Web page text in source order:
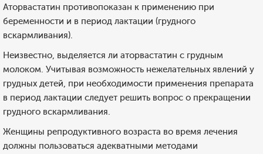
Аторвастатин противопоказан к применению при
беременности и в период лактации (грудного
вскармливания).
Неизвестно, выделяется ли аторвастатин с грудным
молоком. Учитывая возможность нежелательных явлений у
грудных детей, при необходимости применения препарата
в период лактации следует решить вопрос о прекращении
грудного вскармливания.
Женщины репродуктивного возраста во время лечения
должны пользоваться адекватными методами